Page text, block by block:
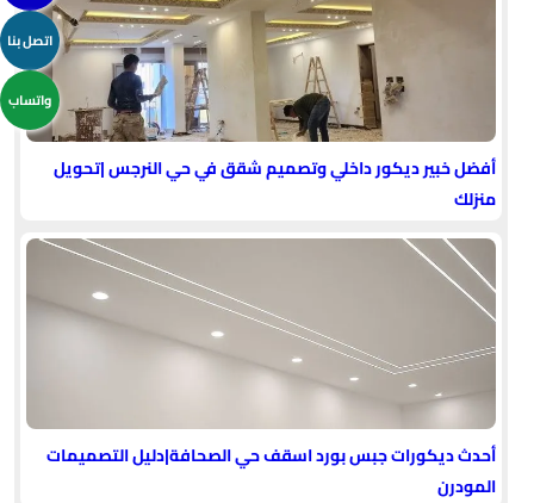
أفضل خبير ديكور داخلي وتصميم شقق في حي النرجس |تحويل
منزلك
أحدث ديكورات جبس بورد اسقف حي الصحافة|دليل التصميمات
المودرن
اتصل بنا
واتساب